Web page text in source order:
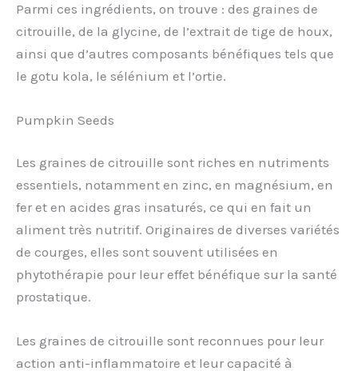
Parmi ces ingrédients, on trouve : des graines de
citrouille, de la glycine, de l’extrait de tige de houx,
ainsi que d’autres composants bénéfiques tels que
le gotu kola, le sélénium et l’ortie.
Pumpkin Seeds
Les graines de citrouille sont riches en nutriments
essentiels, notamment en zinc, en magnésium, en
fer et en acides gras insaturés, ce qui en fait un
aliment très nutritif. Originaires de diverses variétés
de courges, elles sont souvent utilisées en
phytothérapie pour leur effet bénéfique sur la santé
prostatique.
Les graines de citrouille sont reconnues pour leur
action anti-inflammatoire et leur capacité à